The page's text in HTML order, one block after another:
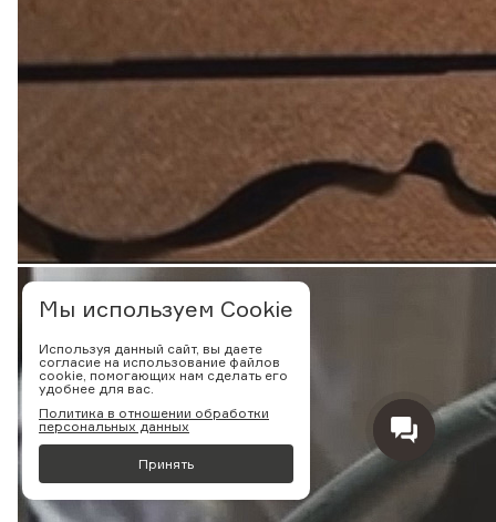
Мы используем Cookie
Используя данный сайт, вы даете
согласие на использование файлов
cookie, помогающих нам сделать его
удобнее для вас.
Политика в отношении обработки
персональных данных
Принять